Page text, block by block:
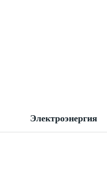
Электроэнергия